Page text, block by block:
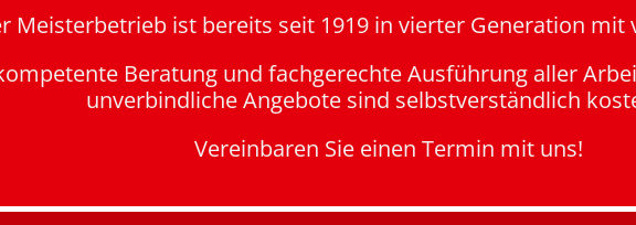
Meisterbetrieb ist bereits seit 1919 in vierter Generation mit
Beratung und fachgerechte Ausführung aller
unverbindliche Angebote sind selbstverständlich
Vereinbaren Sie einen Termin mit uns!